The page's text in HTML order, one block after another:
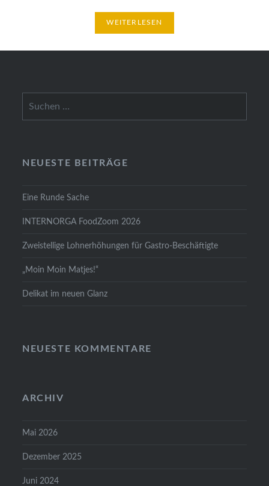
WEITERLESEN
NEUESTE BEITRÄGE
Eine Runde Sache
INTERNORGA FoodZoom 2026
Zweistellige Lohnerhöhungen für Gastro-Beschäftigte
„Moin Moin Matjes!“
Delikat im neuen Glanz
NEUESTE KOMMENTARE
ARCHIV
Mai 2026
Dezember 2025
Juni 2024